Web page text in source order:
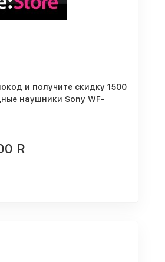
и получите скидку 1500
наушники Sony WF-
R